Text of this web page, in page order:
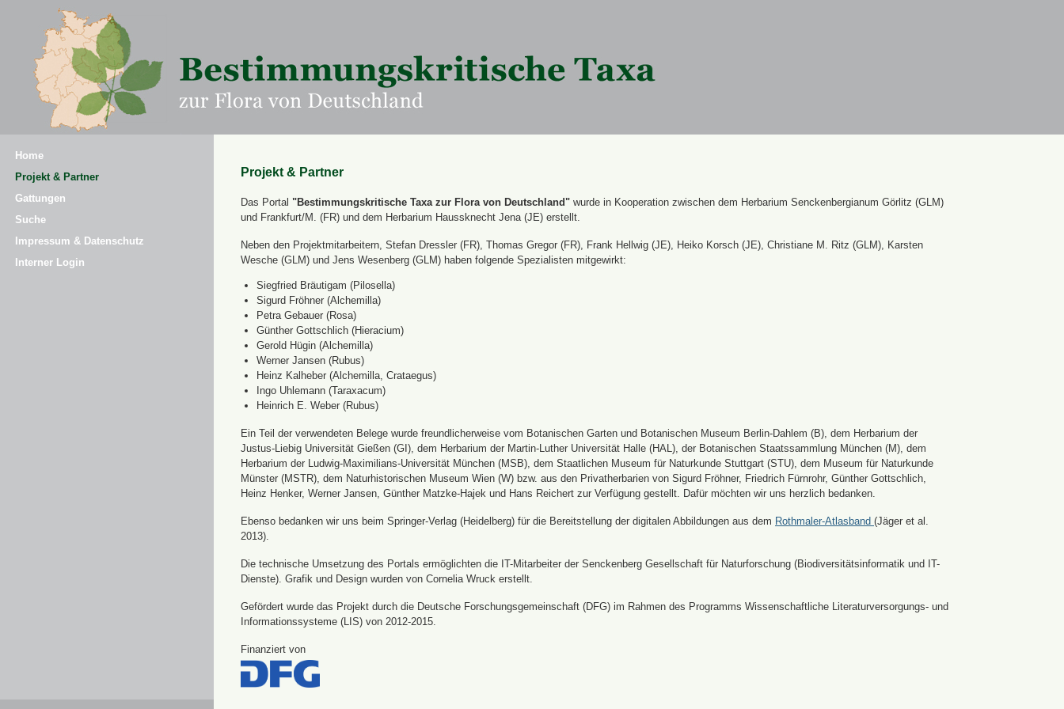
Home
Projekt & Partner
Gattungen
Suche
Impressum & Datenschutz
Interner Login
Projekt & Partner
Das Portal "Bestimmungskritische Taxa zur Flora von Deutschland" wurde in Kooperation zwischen dem Herbarium Senckenbergianum Görlitz (GLM)
und Frankfurt/M. (FR) und dem Herbarium Haussknecht Jena (JE) erstellt.
Neben den Projektmitarbeitern, Stefan Dressler (FR), Thomas Gregor (FR), Frank Hellwig (JE), Heiko Korsch (JE), Christiane M. Ritz (GLM), Karsten
Wesche (GLM) und Jens Wesenberg (GLM) haben folgende Spezialisten mitgewirkt:
Siegfried Bräutigam (Pilosella)
Sigurd Fröhner (Alchemilla)
Petra Gebauer (Rosa)
Günther Gottschlich (Hieracium)
Gerold Hügin (Alchemilla)
Werner Jansen (Rubus)
Heinz Kalheber (Alchemilla, Crataegus)
Ingo Uhlemann (Taraxacum)
Heinrich E. Weber (Rubus)
Ein Teil der verwendeten Belege wurde freundlicherweise vom Botanischen Garten und Botanischen Museum Berlin-Dahlem (B), dem Herbarium der
Justus-Liebig Universität Gießen (GI), dem Herbarium der Martin-Luther Universität Halle (HAL), der Botanischen Staatssammlung München (M), dem
Herbarium der Ludwig-Maximilians-Universität München (MSB), dem Staatlichen Museum für Naturkunde Stuttgart (STU), dem Museum für Naturkunde
Münster (MSTR), dem Naturhistorischen Museum Wien (W) bzw. aus den Privatherbarien von Sigurd Fröhner, Friedrich Fürnrohr, Günther Gottschlich,
Heinz Henker, Werner Jansen, Günther Matzke-Hajek und Hans Reichert zur Verfügung gestellt. Dafür möchten wir uns herzlich bedanken.
Ebenso bedanken wir uns beim Springer-Verlag (Heidelberg) für die Bereitstellung der digitalen Abbildungen aus dem Rothmaler-Atlasband (Jäger et al.
2013).
Die technische Umsetzung des Portals ermöglichten die IT-Mitarbeiter der Senckenberg Gesellschaft für Naturforschung (Biodiversitätsinformatik und IT-
Dienste). Grafik und Design wurden von Cornelia Wruck erstellt.
Gefördert wurde das Projekt durch die Deutsche Forschungsgemeinschaft (DFG) im Rahmen des Programms Wissenschaftliche Literaturversorgungs- und
Informationssysteme (LIS) von 2012-2015.
Finanziert von